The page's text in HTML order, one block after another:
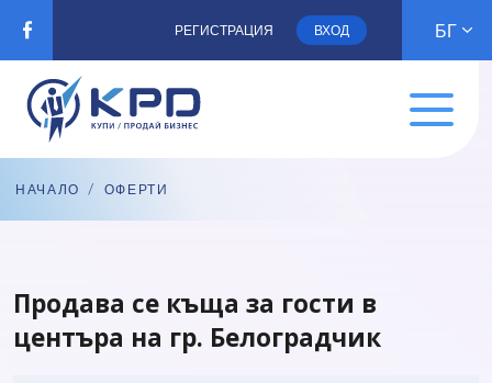
РЕГИСТРАЦИЯ ВХОД БГ
НАЧАЛО / ОФЕРТИ
Продава се къща за гости в
центъра на гр. Белоградчик